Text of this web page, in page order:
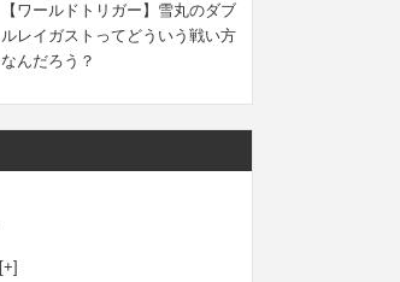
【ワールドトリガー】雪丸のダブ
ルレイガストってどういう戦い方
なんだろう？
[+]